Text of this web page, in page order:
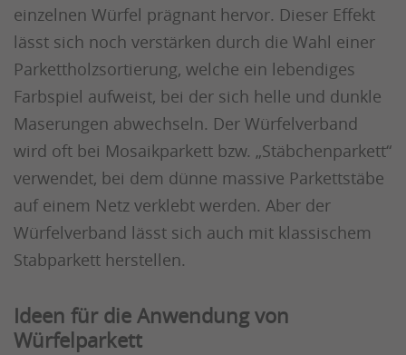
einzelnen Würfel prägnant hervor. Dieser Effekt
lässt sich noch verstärken durch die Wahl einer
Parkettholzsortierung, welche ein lebendiges
Farbspiel aufweist, bei der sich helle und dunkle
Maserungen abwechseln. Der Würfelverband
wird oft bei Mosaikparkett bzw. „Stäbchenparkett“
verwendet, bei dem dünne massive Parkettstäbe
auf einem Netz verklebt werden. Aber der
Würfelverband lässt sich auch mit klassischem
Stabparkett herstellen.
Ideen für die Anwendung von
Würfelparkett